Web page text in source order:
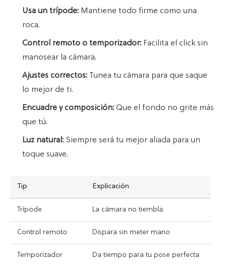
Usa un trípode: Mantiene todo firme como una
roca.
Control remoto o temporizador: Facilita el click sin
manosear la cámara.
Ajustes correctos: Tunea tu cámara para que saque
lo mejor de ti.
Encuadre y composición: Que el fondo no grite más
que tú.
Luz natural: Siempre será tu mejor aliada para un
toque suave.
Tip Explicación
Trípode La cámara no tiembla.
Control remoto Dispara sin meter mano
Temporizador Da tiempo para tu pose perfecta